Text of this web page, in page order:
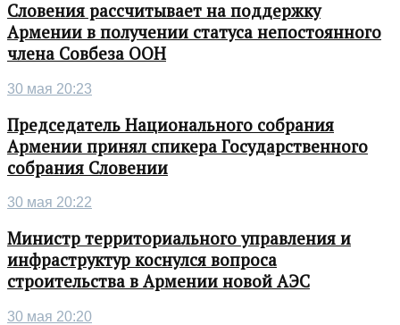
Словения рассчитывает на поддержку
Армении в получении статуса непостоянного
члена Совбеза ООН
30 мая 20:23
Председатель Национального собрания
Армении принял спикера Государственного
собрания Словении
30 мая 20:22
Министр территориального управления и
инфраструктур коснулся вопроса
строительства в Армении новой АЭС
30 мая 20:20